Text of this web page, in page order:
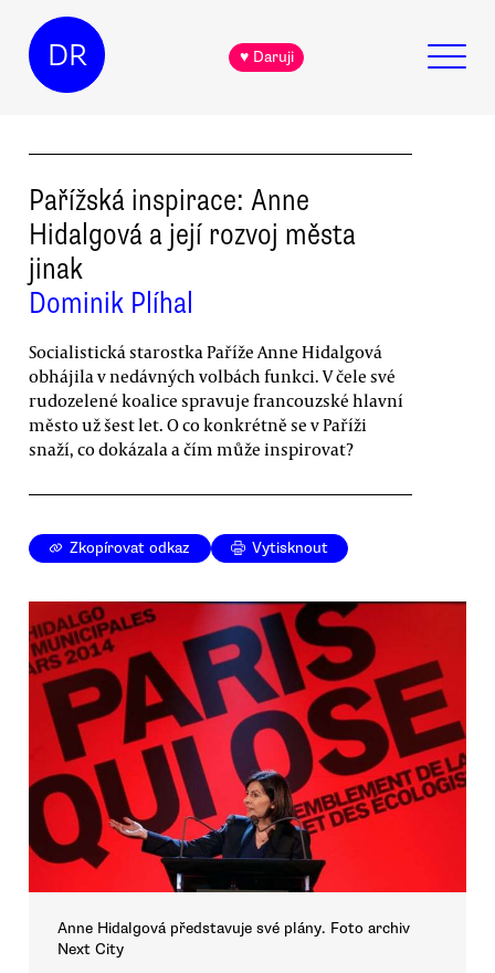
DR ♥ Daruji
Pařížská inspirace: Anne
Hidalgová a její rozvoj města
jinak
Dominik Plíhal
Socialistická starostka Paříže Anne Hidalgová
obhájila v nedávných volbách funkci. V čele své
rudozelené koalice spravuje francouzské hlavní
město už šest let. O co konkrétně se v Paříži
snaží, co dokázala a čím může inspirovat?
Zkopírovat odkaz Vytisknout
Anne Hidalgová představuje své plány. Foto archiv
Next City